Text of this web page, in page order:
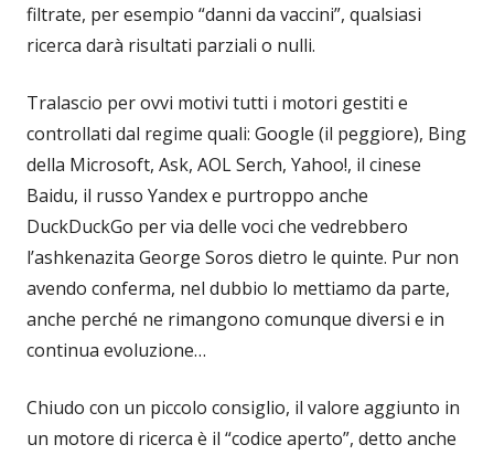
filtrate, per esempio “danni da vaccini”, qualsiasi
ricerca darà risultati parziali o nulli.
Tralascio per ovvi motivi tutti i motori gestiti e
controllati dal regime quali: Google (il peggiore), Bing
della Microsoft, Ask, AOL Serch, Yahoo!, il cinese
Baidu, il russo Yandex e purtroppo anche
DuckDuckGo per via delle voci che vedrebbero
l’ashkenazita George Soros dietro le quinte. Pur non
avendo conferma, nel dubbio lo mettiamo da parte,
anche perché ne rimangono comunque diversi e in
continua evoluzione…
Chiudo con un piccolo consiglio, il valore aggiunto in
un motore di ricerca è il “codice aperto”, detto anche